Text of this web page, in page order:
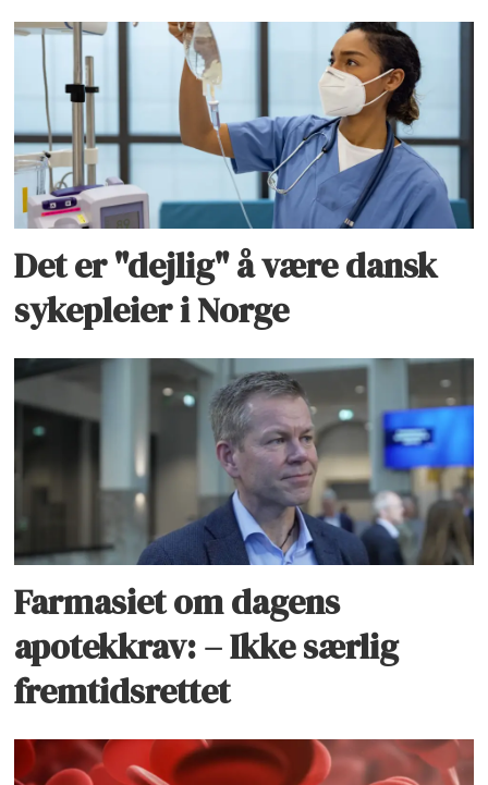
Det er "dejlig" å være dansk
sykepleier i Norge
Farmasiet om dagens
apotekkrav: – Ikke særlig
fremtidsrettet